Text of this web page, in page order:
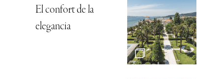
El confort de la
elegancia